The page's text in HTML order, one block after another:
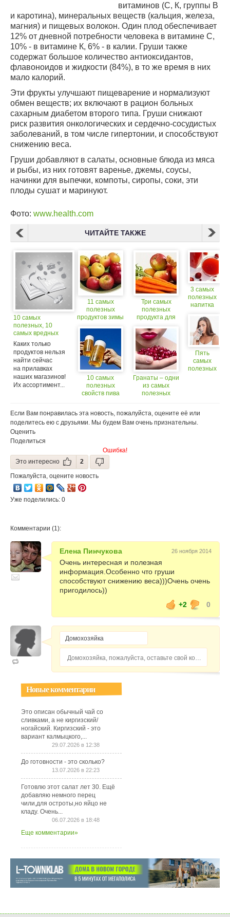
витаминов (С, К, группы В
и каротина), минеральных веществ (кальция, железа,
магния) и пищевых волокон. Один плод обеспечивает
12% от дневной потребности человека в витамине С,
10% - в витамине К, 6% - в калии. Груши также
содержат большое количество антиоксидантов,
флавоноидов и жидкости (84%), в то же время в них
мало калорий.
Эти фрукты улучшают пищеварение и нормализуют
обмен веществ; их включают в рацион больных
сахарным диабетом второго типа. Груши снижают
риск развития онкологических и сердечно-сосудистых
заболеваний, в том числе гипертонии, и способствуют
снижению веса.
Груши добавляют в салаты, основные блюда из мяса
и рыбы, из них готовят варенье, джемы, соусы,
начинки для выпечки, компоты, сиропы, соки, эти
плоды сушат и маринуют.
Фото: www.health.com
ЧИТАЙТЕ ТАКЖЕ
10 самых
полезных, 10
самых вредных
продуктов
Каких только
продуктов нельзя
найти сейчас
на прилавках
наших магазинов!
Их ассортимент...
11 самых
полезных
продуктов зимы
10 самых
полезных
свойств пива
Три самых
полезных
продукта для
меню
Гранаты – одни
из самых
полезных
3 самых
полезных
напитка
детей и
взрослых
Пять
самых
полезных
Если Вам понравилась эта новость, пожалуйста, оцените её или
поделитесь ею с друзьями. Мы будем Вам очень признательны.
Оценить
Поделиться
Ошибка!
Это интересно
2
Пожалуйста, оцените новость
Уже поделились: 0
Комментарии (1):
Елена Пинчукова 26 ноября 2014
Очень интересная и полезная
информация.Особенно что груши
способствуют снижению веса)))Очень очень
пригодилось))
+2
0
Домохозяйка, пожалуйста, оставьте свой комментарий...
Новые комментарии
Это описан обычный чай со
сливками, а не киргизский/
ногайский. Киргизский - это
вариант калмыцкого,...
29.07.2026 в 12:38
До готовности - это сколько?
13.07.2026 в 22:23
Готовлю этот салат лет 30. Ещё
добавляю немного перец
чили,для остроты,но яйцо не
кладу. Очень...
06.07.2026 в 18:48
Еще комментарии»